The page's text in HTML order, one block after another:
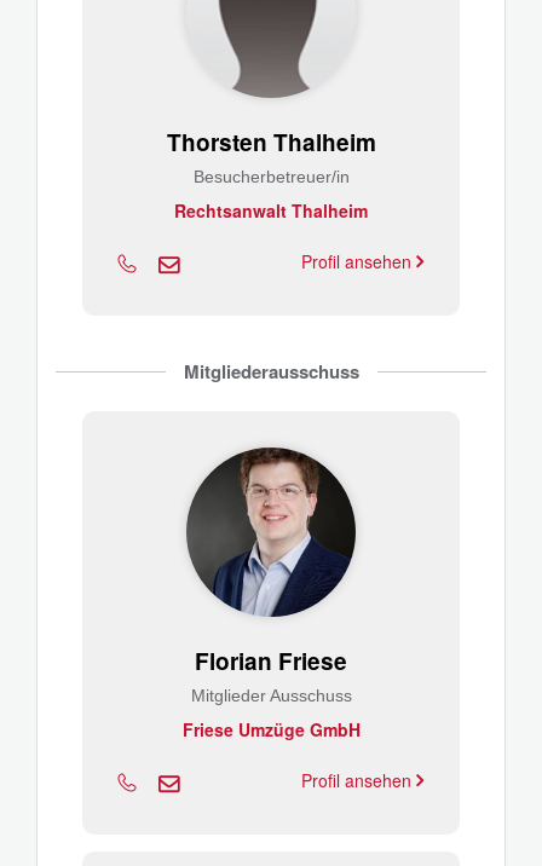
Thorsten Thalheim
Besucherbetreuer/in
Rechtsanwalt Thalheim
Profil ansehen
Mitgliederausschuss
Florian Friese
Mitglieder Ausschuss
Friese Umzüge GmbH
Profil ansehen